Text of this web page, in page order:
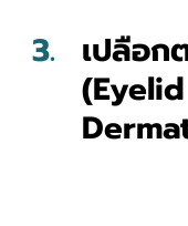
เปลือก